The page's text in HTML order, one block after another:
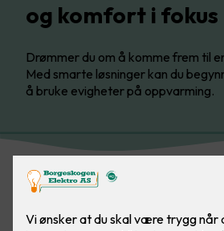
og komfort i fokus
Drømmer du om å komme frem til
Med smarte løsninger kan du
å bruke evigheter på oppvarming.